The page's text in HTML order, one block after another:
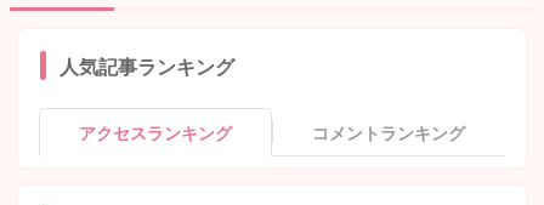
人気記事ランキング
アクセスランキング コメントランキング